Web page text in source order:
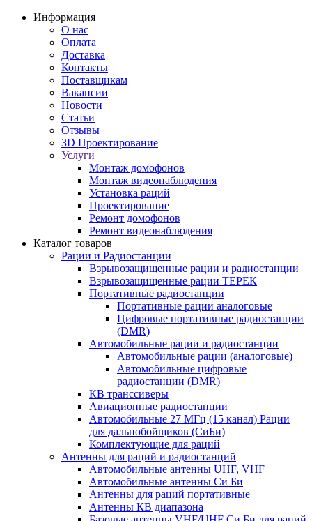
Информация
О нас
Оплата
Доставка
Контакты
Поставщикам
Вакансии
Новости
Статьи
Отзывы
3D Проектирование
Услуги
Монтаж домофонов
Монтаж видеонаблюдения
Установка раций
Проектирование
Ремонт домофонов
Ремонт видеонаблюдения
Каталог товаров
Рации и Радиостанции
Взрывозащищенные рации и радиостанции
Взрывозащищенные рации ТЕРЕК
Портативные радиостанции
Портативные рации аналоговые
Цифровые портативные радиостанции
(DMR)
Автомобильные рации и радиостанции
Автомобильные рации (аналоговые)
Автомобильные цифровые
радиостанции (DMR)
КВ транссиверы
Авиационные радиостанции
Автомобильные 27 МГц (15 канал) Рации
для дальнобойщиков (СиБи)
Комплектующие для раций
Антенны для раций и радиостанций
Автомобильные антенны UHF, VHF
Автомобильные антенны Си Би
Антенны для раций портативные
Антенны КВ диапазона